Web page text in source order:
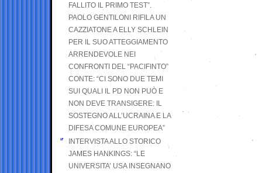
FALLITO IL PRIMO TEST”.
PAOLO GENTILONI RIFILA UN
CAZZIATONE A ELLY SCHLEIN
PER IL SUO ATTEGGIAMENTO
ARRENDEVOLE NEI
CONFRONTI DEL “PACIFINTO”
CONTE: “CI SONO DUE TEMI
SUI QUALI IL PD NON PUÒ E
NON DEVE TRANSIGERE: IL
SOSTEGNO ALL’UCRAINA E LA
DIFESA COMUNE EUROPEA”
INTERVISTA ALLO STORICO
JAMES HANKINGS: “LE
UNIVERSITA’ USA INSEGNANO